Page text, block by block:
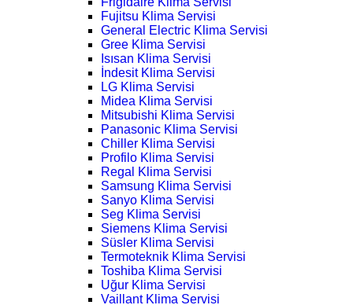
Fujitsu Klima Servisi
General Electric Klima Servisi
Gree Klima Servisi
Isısan Klima Servisi
İndesit Klima Servisi
LG Klima Servisi
Midea Klima Servisi
Mitsubishi Klima Servisi
Panasonic Klima Servisi
Chiller Klima Servisi
Profilo Klima Servisi
Regal Klima Servisi
Samsung Klima Servisi
Sanyo Klima Servisi
Seg Klima Servisi
Siemens Klima Servisi
Süsler Klima Servisi
Termoteknik Klima Servisi
Toshiba Klima Servisi
Uğur Klima Servisi
Vaillant Klima Servisi